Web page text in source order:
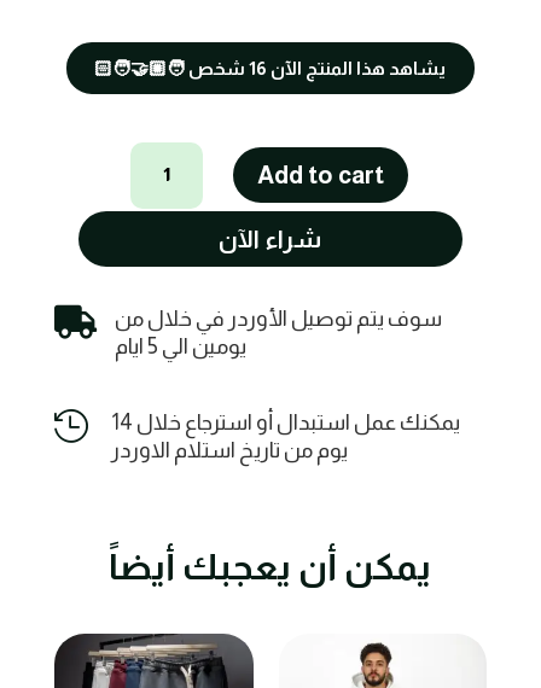
🧑🏼‍🤝‍🧑🏻 يشاهد هذا المنتج الآن 16شخص
شنطة
رياضية
اسطوانية
ويد
Add to cart
شراء الآن

سوف يتم توصيل الأوردر في خلال من
يومين الي 5 ايام

يمكنك عمل استبدال أو استرجاع خلال 14
يوم من تاريخ استلام الاوردر
يمكن أن يعجبك أيضاً